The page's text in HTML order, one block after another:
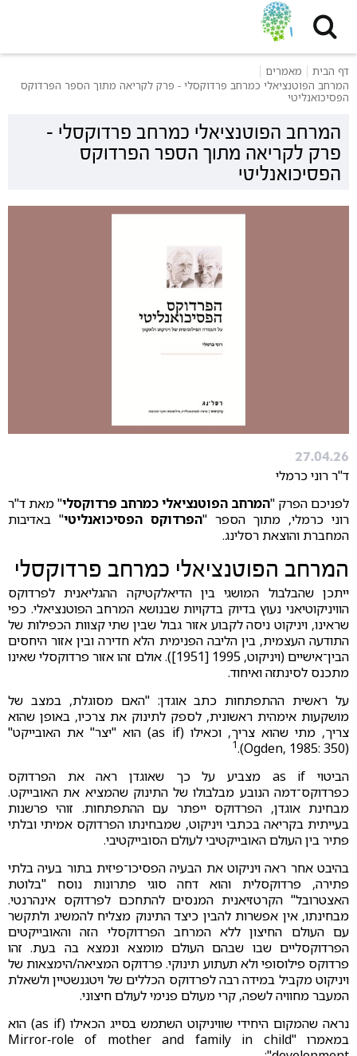
דף הבית
מאמרים
המרחב הפוטנציאלי כמרחב פרדוקסלי - פרק לקריאה מתוך הספר הפרדוקס
הפסיכואנליטי
המרחב הפוטנציאלי כמרחב פרדוקסלי -
פרק לקריאה מתוך הספר הפרדוקס
הפסיכואנליטי
27.04.26
ד"ר רוני כרמלי
לפניכם הפרק "המרחב הפוטנציאלי כמרחב פרדוקסלי" מאת ד"ר
רוני כרמלי, מתוך הספר "הפרדוקס הפסיכואנליטי" באדיבות
המחברת והוצאת רסלינג.
המרחב הפוטנציאלי כמרחב פרדוקסלי
ייתכן שהבלבול המושגי בין הדיאלקטיקה ההגליאנית לפרדוקס
הוויניקוטיאני נעוץ בדיוק בדקויות שבנושא המרחב הפוטנציאלי. כפי
שראינו, ויניקוט ניסה לקבוע אזור גבול שבין שתי קצוות הכפילות של
התודעה העצמית, בין הליבה הפנימית הלא חדירה ובין אזור היחסים
הבין־אישיים (ויניקוט, 1995 [1951]). אולם זהו אזור פרדוקסלי שאינו
מתכנס לסינתזה ואיחוד.
על ראשית ההתפתחות כתב אוגדן: "האם מסוגלת, במצב של
מושקעות אימהית ראשונית, לספק לתינוק את צרכיו, באופן שהוא
צריך, מתי שהוא צריך, וכאילו (as if) הוא "יצר" את האובייקט"
(Ogden, 1985: 350)
.
1
הביטוי as if מצביע על כך שאוגדן ראה את הפרדוקס
כפרדוקס־דמה הנובע מבלבולו של התינוק שהמציא את האובייקט.
מבחינת אוגדן, הפרדוקס ייפתר עם ההתפתחות. זוהי פרשנות
בעייתית בקריאה בכתבי ויניקוט, שמבחינתו הפרדוקס אמיתי ובלתי
פתיר בין העולם האובייקטיבי לעולם הסובייקטיבי.
בהיבט אחר ראה ויניקוט את הבעיה הפסיכו־פיזית בתור בעיה בלתי
פתירה, פרדוקסלית והוא דחה סוגי פתרונות נוסח "בלוטת
האצטרובל" הקרטזיאנית המנסים להתחכם לפרדוקס אינהרנטי.
מבחינתו, אין אפשרות להבין כיצד התינוק מצליח להמשיג ולתקשר
עם העולם החיצון ללא המרחב הפרדוקסלי הזה והאובייקטים
הפרדוקסליים שבו שבהם העולם מומצא ונמצא בה בעת. זהו
פרדוקס פילוסופי ולא תעתוע תינוקי. פרדוקס המציאה/הימצאות של
ויניקוט מקביל במידה רבה לפרדוקס הכללים של ויטגנשטיין ולשאלת
המעבר מחוויה לשפה, קרי מעולם פנימי לעולם חיצוני.
נראה שהמקום היחידי שוויניקוט השתמש בסייג הכאילו (as if) הוא
במאמרו "Mirror‑role of mother and family in child